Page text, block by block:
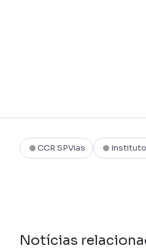
CCR SPVias Instituto
Notícias